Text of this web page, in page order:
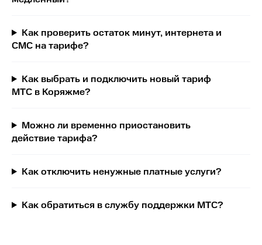
Как проверить остаток минут, интернета и
СМС на тарифе?
Как выбрать и подключить новый тариф
МТС в Коряжме?
Можно ли временно приостановить
действие тарифа?
Как отключить ненужные платные услуги?
Как обратиться в службу поддержки МТС?